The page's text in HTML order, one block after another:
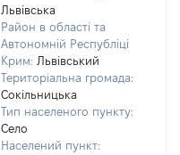
Львівська
Район в області та
Автономній Республіці
Крим: Львівський
Територіальна громада:
Сокільницька
Тип населеного пункту:
Село
Населений пункт: